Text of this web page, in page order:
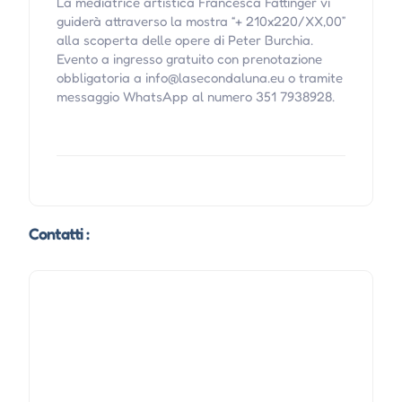
guiderà attraverso la mostra “+ 210x220/XX,00”
alla scoperta delle opere di Peter Burchia.
Evento a ingresso gratuito con prenotazione
obbligatoria a info@lasecondaluna.eu o tramite
messaggio WhatsApp al numero 351 7938928.
Contatti :